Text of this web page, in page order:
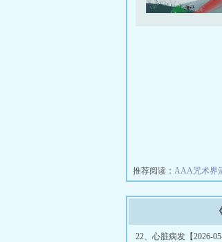
推荐阅读： AAA咒术界
22、心脏病发【2026-05-